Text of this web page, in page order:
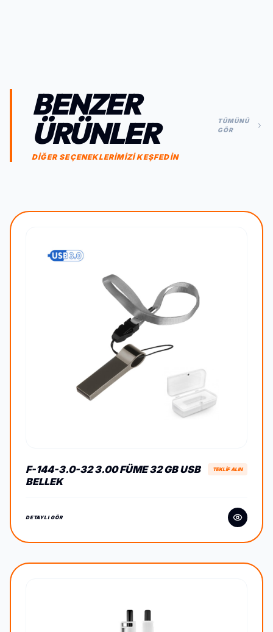
BENZER
ÜRÜNLER
DİĞER SEÇENEKLERİMİZİ KEŞFEDİN
TÜMÜNÜ
GÖR
F-144-3.0-32 3.00 FÜME 32 GB USB
BELLEK
TEKLİF ALIN
DETAYLI GÖR